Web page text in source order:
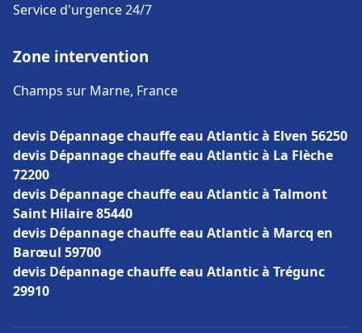
Service d'urgence 24/7
Zone intervention
Champs sur Marne, France
devis Dépannage chauffe eau Atlantic à Elven 56250
devis Dépannage chauffe eau Atlantic à La Flèche
72200
devis Dépannage chauffe eau Atlantic à Talmont
Saint Hilaire 85440
devis Dépannage chauffe eau Atlantic à Marcq en
Barœul 59700
devis Dépannage chauffe eau Atlantic à Trégunc
29910